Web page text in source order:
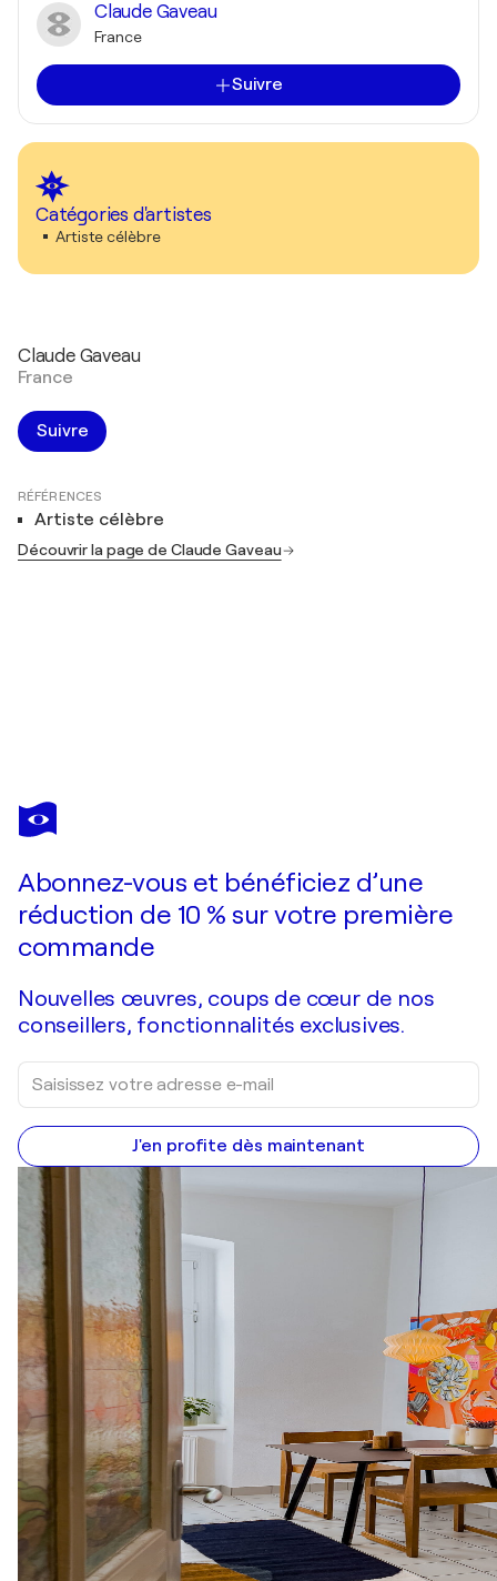
Claude Gaveau
France
Suivre
Catégories d'artistes
Artiste célèbre
Claude Gaveau
France
Suivre
RÉFÉRENCES
Artiste célèbre
Découvrir la page de Claude Gaveau
CLAUDE GAVEAU
High Seas
Abonnez-vous et bénéficiez d’une
réduction de 10 % sur votre première
commande
Nouvelles œuvres, coups de cœur de nos
conseillers, fonctionnalités exclusives.
J'en profite dès maintenant